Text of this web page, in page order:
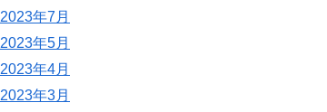
2023年7月
2023年5月
2023年4月
2023年3月